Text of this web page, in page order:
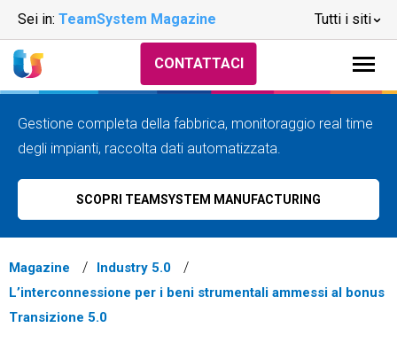
Sei in: TeamSystem Magazine Tutti i siti
CONTATTACI
Gestione completa della fabbrica, monitoraggio real time
degli impianti, raccolta dati automatizzata.
SCOPRI TEAMSYSTEM MANUFACTURING
Magazine
Industry 5.0
L’interconnessione per i beni strumentali ammessi al bonus
Transizione 5.0